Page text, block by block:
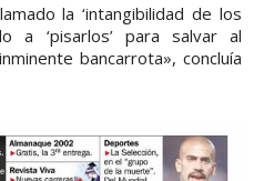
la ‘intangibilidad de los
a ‘pisarlos’ para salvar al
bancarrota», concluía